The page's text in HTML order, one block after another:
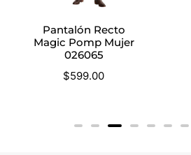
Pantalón Recto
Magic Pomp Mujer
026065
$599.00